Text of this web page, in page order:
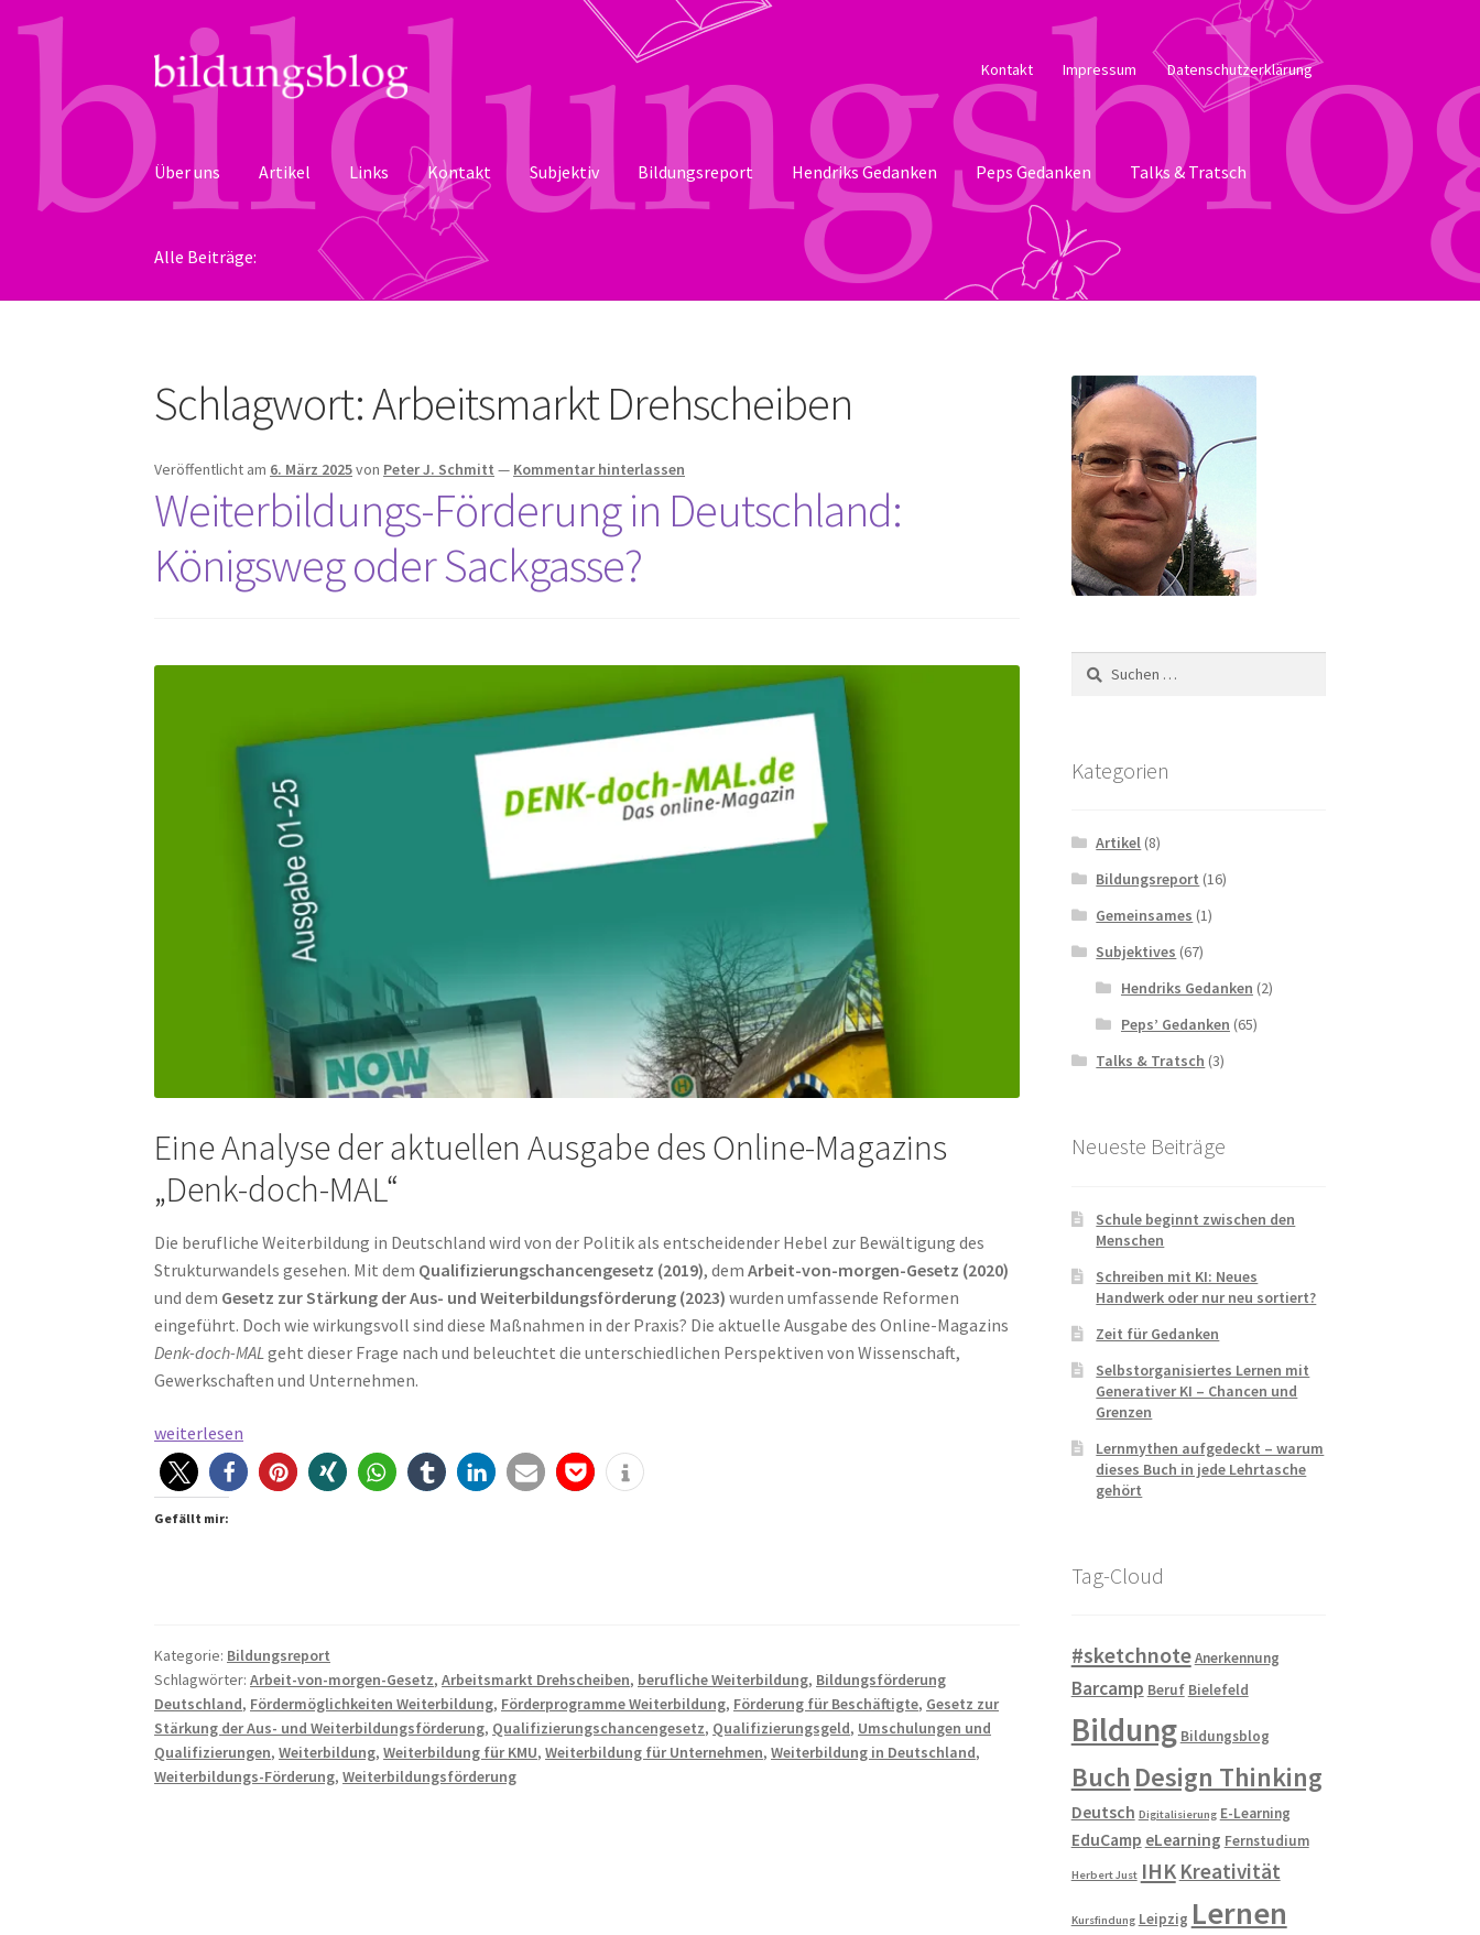
Zur
Navigation
springen
Zum
Inhalt
springen
Kontakt Impressum Datenschutzerklärung
Über uns Artikel Links Kontakt Subjektiv Bildungsreport Hendriks Gedanken Peps Gedanken Talks & Tratsch
Alle Beiträge:
Schlagwort:Arbeitsmarkt Drehscheiben
Veröffentlicht am 6. März 2025von Peter J. Schmitt — Kommentar hinterlassen
Weiterbildungs-Förderung in Deutschland:
Königsweg oder Sackgasse?
Eine Analyse der aktuellen Ausgabe des Online-Magazins
„Denk-doch-MAL“
Die berufliche Weiterbildung in Deutschland wird von der Politik als entscheidender Hebel zur Bewältigung des
Strukturwandels gesehen. Mit dem Qualifizierungschancengesetz (2019), demArbeit-von-morgen-Gesetz (2020)
und dem Gesetz zur Stärkung der Aus- und Weiterbildungsförderung (2023) wurden umfassende Reformen
eingeführt. Doch wie wirkungsvoll sind diese Maßnahmen in der Praxis? Die aktuelle Ausgabe des Online-Magazins
Denk-doch-MALgeht dieser Frage nach und beleuchtet die unterschiedlichen Perspektiven von Wissenschaft,
Gewerkschaften und Unternehmen.
Weiterbildungs-
Förderung
in
Deutschland:
weiterlesen
Gefällt mir:
Kategorie: Bildungsreport
Schlagwörter:Arbeit-von-morgen-Gesetz,Arbeitsmarkt Drehscheiben, berufliche Weiterbildung, Bildungsförderung
Deutschland, Fördermöglichkeiten Weiterbildung, Förderprogramme Weiterbildung, Förderung für Beschäftigte, Gesetz zur
Stärkung der Aus- und Weiterbildungsförderung, Qualifizierungschancengesetz, Qualifizierungsgeld, Umschulungen und
Qualifizierungen,Weiterbildung,Weiterbildung für KMU,Weiterbildung für Unternehmen,Weiterbildung in Deutschland,
Weiterbildungs-Förderung,Weiterbildungsförderung
Suchen
nach:
Kategorien
Artikel (8)
Bildungsreport (16)
Gemeinsames (1)
Subjektives (67)
Hendriks Gedanken (2)
Peps’ Gedanken (65)
Talks & Tratsch (3)
Neueste Beiträge
Schule beginnt zwischen den
Menschen
Schreiben mit KI: Neues
Handwerk oder nur neu sortiert?
Zeit für Gedanken
Selbstorganisiertes Lernen mit
Generativer KI – Chancen und
Grenzen
Lernmythen aufgedeckt – warum
dieses Buch in jede Lehrtasche
gehört
Tag-Cloud
#sketchnoteAnerkennung
Barcamp Beruf Bielefeld
Bildung Bildungsblog
Buch Design Thinking
Deutsch Digitalisierung E-Learning
EduCamp eLearning Fernstudium
Herbert Just IHK Kreativität
Kursfindung Leipzig Lernen